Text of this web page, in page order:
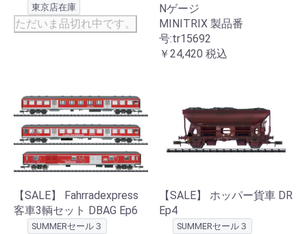
東京店在庫
ただいま品切れ中です。
Nゲージ
MINITRIX 製品番
号:tr15692
￥24,420 税込
【SALE】 Fahrradexpress
客車3輌セット DBAG Ep6
SUMMERセール３
【SALE】 ホッパー貨車 DR
Ep4
SUMMERセール３